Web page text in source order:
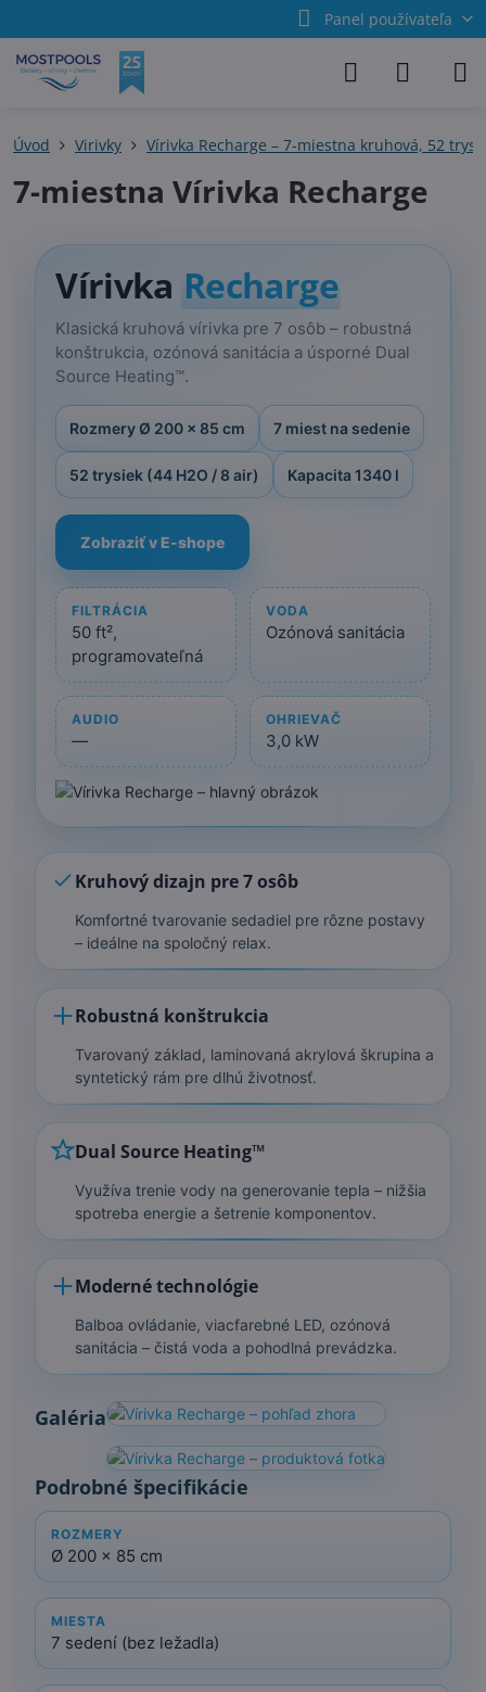
Panel používateľa
Úvod Virivky Vírivka Recharge – 7-miestna kruhová, 52
7-miestna Vírivka Recharge
Vírivka Recharge
Klasická kruhová vírivka pre 7 osôb – robustná
konštrukcia, ozónová sanitácia a úsporné Dual
Source Heating™.
Rozmery Ø 200 × 85 cm 7 miest na sedenie
52 trysiek (44 H2O / 8 air) Kapacita 1340 l
Zobraziť v E-shope
FILTRÁCIA
50 ft²,
programovateľná
VODA
Ozónová sanitácia
AUDIO
—
OHRIEVAČ
3,0 kW
Kruhový dizajn pre 7 osôb
Komfortné tvarovanie sedadiel pre rôzne postavy
– ideálne na spoločný relax.
Robustná konštrukcia
Tvarovaný základ, laminovaná akrylová škrupina a
syntetický rám pre dlhú životnosť.
Dual Source Heating™
Využíva trenie vody na generovanie tepla – nižšia
spotreba energie a šetrenie komponentov.
Moderné technológie
Balboa ovládanie, viacfarebné LED, ozónová
sanitácia – čistá voda a pohodlná prevádzka.
Galéria
Podrobné špecifikácie
ROZMERY
Ø 200 × 85 cm
MIESTA
7 sedení (bez ležadla)